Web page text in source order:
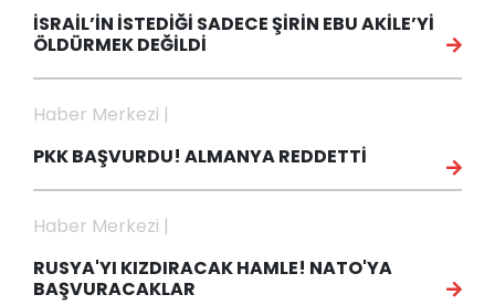
İSRAİL’İN İSTEDİĞİ SADECE ŞİRİN EBU AKİLE’Yİ
ÖLDÜRMEK DEĞİLDİ
Haber Merkezi |
PKK BAŞVURDU! ALMANYA REDDETTİ
Haber Merkezi |
RUSYA'YI KIZDIRACAK HAMLE! NATO'YA
BAŞVURACAKLAR